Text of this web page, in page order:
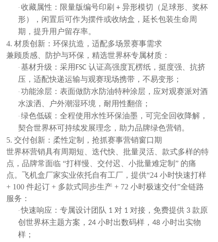
· 收藏属性：限量版编号印刷 +异形模切（足球形、奖杯
形），闲置后可作为摆件或收纳盒，延长包装生命周
期，提升用户留存率。
4. 材质创新：环保抗造，适配多场景赛事需求
兼顾质感、防护与环保，精选世界杯专属材质：
· 基材升级：采用 FSC认证高强度瓦楞纸 ，挺度强、抗挤
压，适配快递运输与观赛现场携带，不易变形；
· 功能涂层：表面做防水防油特种涂层，应对观赛派对酒
水泼洒、户外潮湿环境，耐用性翻倍；
· 绿色低碳：全程使用水性环保油墨，可完全回收降解，
契合世界杯可持续发展理念，助力品牌绿色营销。
5. 交付创新：柔性定制，抢抓赛事营销窗口期
世界杯营销具有周期短、迭代快、批量灵活、款式多样的特
点，品牌常面临 “打样慢、交付迟、小批量难定制” 的痛
点。飞机盒厂家实业依托自有工厂，提供“24 小时快速打样
+ 100 件起订 + 多款式同步生产 + 72 小时极速交付”全链路
服务：
· 快速响应：专属设计团队 1对 1对接，免费提供 3款原
创世界杯主题方案， 24小时出数码样，48小时出实物
样；